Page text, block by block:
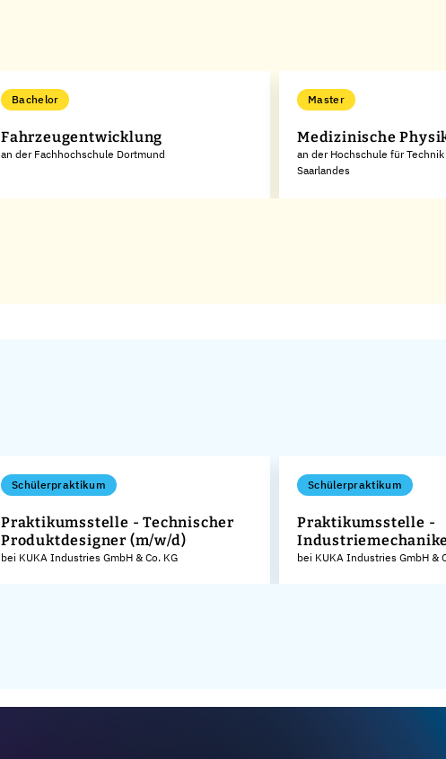
Bachelor
Fahrzeugentwicklung
an der Fachhochschule Dortmund
Master
Medizinische
an der Hochschule für
Saarlandes
Schülerpraktikum
Praktikumsstelle - Technischer
Produktdesigner (m/w/d)
bei KUKA Industries GmbH & Co. KG
Schülerpraktikum
Praktikumsstelle -
bei KUKA Industries GmbH &